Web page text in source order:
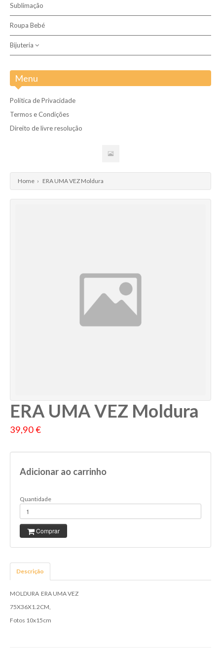
Dos 0 aos 3 anos
Sublimação
Roupa Bebé
Bijuteria
Menu
Politica de Privacidade
Termos e Condições
Direito de livre resolução
Home › ERA UMA VEZ Moldura
ERA UMA VEZ Moldura
39,90 €
Adicionar ao carrinho
Quantidade
Comprar
Descrição
MOLDURA ERA UMA VEZ
75X36X1.2CM,
Fotos 10x15cm